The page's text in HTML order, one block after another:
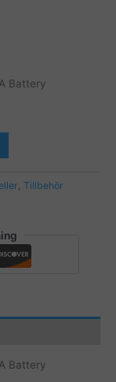
Battery
Tillbehör
Battery